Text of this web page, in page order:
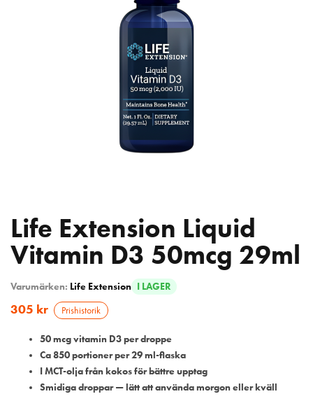
Life Extension Liquid
Vitamin D3 50mcg 29ml
Varumärken: Life Extension I LAGER
305 kr Prishistorik
50 mcg vitamin D3 per droppe
Ca 850 portioner per 29 ml-flaska
I MCT-olja från kokos för bättre upptag
Smidiga droppar — lätt att använda morgon eller kväll